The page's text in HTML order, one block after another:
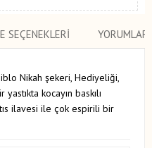
SEÇENEKLERI YORUMLAR
Nikah şekeri, Hediyeliği,
kocayın baskılı
ilavesi ile çok espirili bir